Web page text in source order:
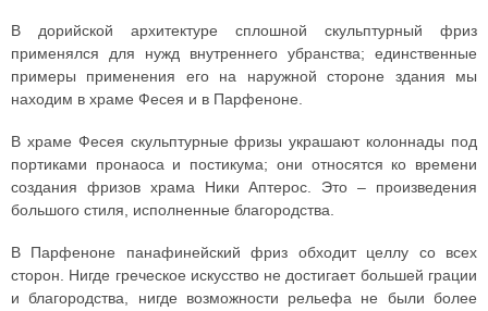
В дорийской архитектуре сплошной скульптурный фриз
применялся для нужд внутреннего убранства; единственные
примеры применения его на наружной стороне здания мы
находим в храме Фесея и в Парфеноне.
В храме Фесея скульптурные фризы украшают колоннады под
портиками пронаоса и постикума; они относятся ко времени
создания фризов храма Ники Аптерос. Это – произведения
большого стиля, исполненные благородства.
В Парфеноне панафинейский фриз обходит целлу со всех
сторон. Нигде греческое искусство не достигает большей грации
и благородства, нигде возможности рельефа не были более